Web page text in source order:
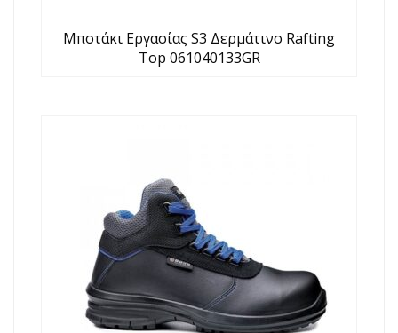
Μποτάκι Εργασίας S3 Δερμάτινο Rafting
Top 061040133GR